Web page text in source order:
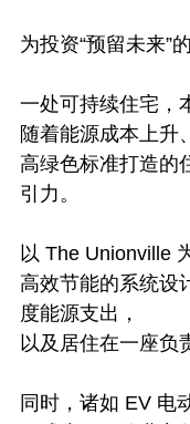
为投资“预留未来”
一处可持续住宅，
随着能源成本上升
高绿色标准打造的
引力。
以 The Unionville
高效节能的系统设
度能源支出，
以及居住在一座负
同时，诸如 EV 电